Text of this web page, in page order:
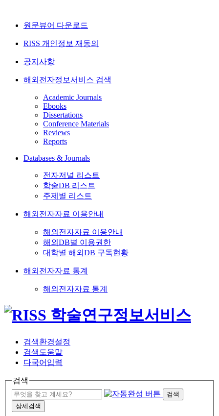
원문뷰어 다운로드
RISS 개인정보 재동의
공지사항
해외전자정보서비스 검색
Academic Journals
Ebooks
Dissertations
Conference Materials
Reviews
Reports
Databases & Journals
전자저널 리스트
학술DB 리스트
주제별 리스트
해외전자자료 이용안내
해외전자자료 이용안내
해외DB별 이용권한
대학별 해외DB 구독현황
해외전자자료 통계
해외전자자료 통계
검색환경설정
검색도움말
다국어입력
검색
검색
상세검색